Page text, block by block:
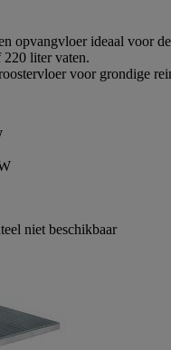
opvangvloer ideaal voor
liter vaten.
voor grondige
niet beschikbaar